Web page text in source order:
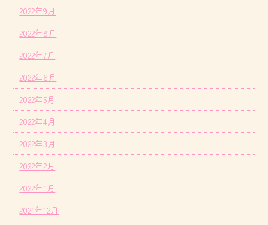
2022年9月
2022年8月
2022年7月
2022年6月
2022年5月
2022年4月
2022年3月
2022年2月
2022年1月
2021年12月